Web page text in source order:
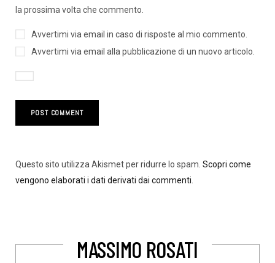
la prossima volta che commento.
Avvertimi via email in caso di risposte al mio commento.
Avvertimi via email alla pubblicazione di un nuovo articolo.
Questo sito utilizza Akismet per ridurre lo spam. Scopri come
vengono elaborati i dati derivati dai commenti
MASSIMO ROSATI